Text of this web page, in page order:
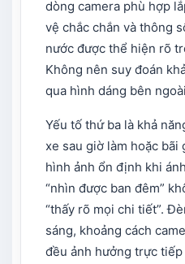
dòng camera phù hợp
vệ chắc chắn và thông
nước được thể hiện rõ
Không nên suy đoán
qua hình dáng bên
Yếu tố thứ ba là khả
xe sau giờ làm hoặc bãi
hình ảnh ổn định khi
“nhìn được ban đêm”
“thấy rõ mọi chi tiết”.
sáng, khoảng cách
đều ảnh hưởng trực